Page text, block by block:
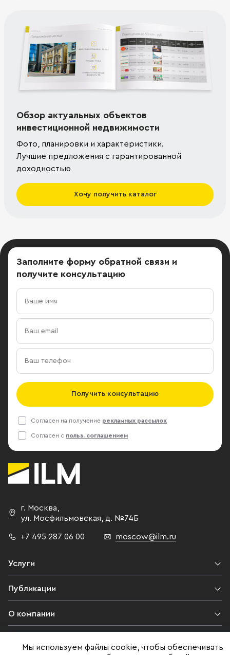
Обзор актуальных объектов
инвестиционной недвижимости
Фото, планировки и характеристики.
Лучшие предложения с гарантированной
доходностью
Хочу получить каталог
Заполните форму обратной связи и
получите консультацию
Получить консультацию
Согласен на получение рекламных рассылок
Согласен с польз. соглашением
г. Москва
ул. Мосфильмовская,
д. №74Б
+7 495 287 06 00 moscow@ilm.ru
Услуги
Публикации
О компании
Мы используем файлы cookie, чтобы обеспечивать